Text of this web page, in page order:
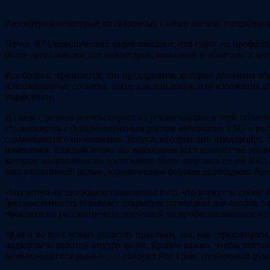
Рассмотрим некоторые из связанных с ними рисков,
Почти 60% юридических фирм ожидают, что спрос на
более актуальными для инвесторов, компаний и общества в
Все больше признается, что предприятия, которые должным
и неожиданные события, такие как пандемия, или избежания
управление.
В связи с резким ростом спроса на рекомендации в этой
сталкиваются с беспрецедентным ростом инициатив ESG и
сталкиваются с проблемами. Услуги, которые они
изменения. Каждый месяц мы наблюдаем рост количества
которые направлены на достижение более широких целей
консультативной ролью, юридическим фирмам необходимо
«Несмотря на эволюцию понимания того, что влекут за собой
двусмысленность оставляет открытым потенциал для споров
практики по рассмотрению претензий на профессиональное
«Как и во всех новых областях практики, мы, как
надзором за работой внутри фирм. Крайне важно, чтобы
развивающегося рынка», — говорит Роб Грин, глобальный